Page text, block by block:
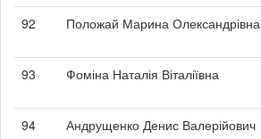
92
Положай Марина Олександрівна
93
Фоміна Наталія Віталіївна
94
Андрущенко Денис Валерійович